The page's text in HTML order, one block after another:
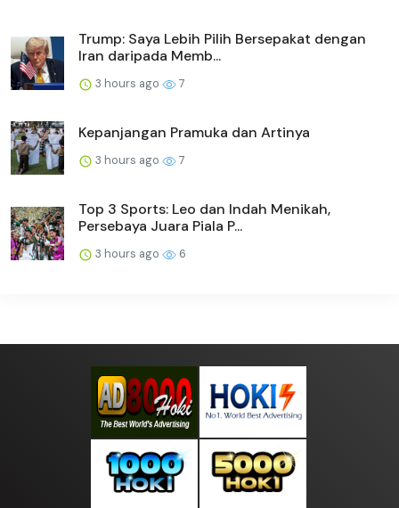
Trump: Saya Lebih Pilih Bersepakat dengan
Iran daripada Memb...
3 hours ago 7
Kepanjangan Pramuka dan Artinya
3 hours ago 7
Top 3 Sports: Leo dan Indah Menikah,
Persebaya Juara Piala P...
3 hours ago 6